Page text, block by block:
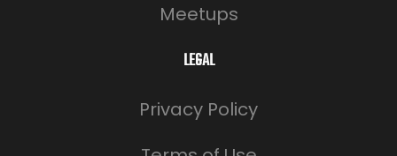
Meetups
LEGAL
Privacy Policy